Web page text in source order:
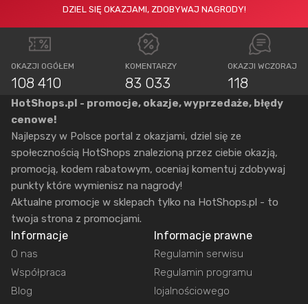
DZIEL SIĘ OKAZJAMI, ZDOBYWAJ NAGRODY!
OKAZJI OGÓŁEM
108 410
KOMENTARZY
83 033
OKAZJI WCZORAJ
118
HotShops.pl - promocje, okazje, wyprzedaże, błędy
cenowe!
Najlepszy w Polsce portal z okazjami, dziel się ze
społecznością HotShops znalezioną przez ciebie okazją,
promocją, kodem rabatowym, oceniaj komentuj zdobywaj
punkty które wymienisz na nagrody!
Aktualne promocje w sklepach tylko na HotShops.pl - to
twoja strona z promocjami.
Informacje
O nas
Współpraca
Blog
Informacje prawne
Regulamin serwisu
Regulamin programu
lojalnościowego